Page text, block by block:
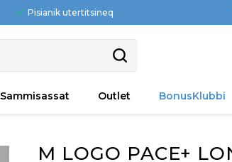
Pisianik utertitsineq
Sammisassat Outlet BonusKlubbi
M LOGO PACE+